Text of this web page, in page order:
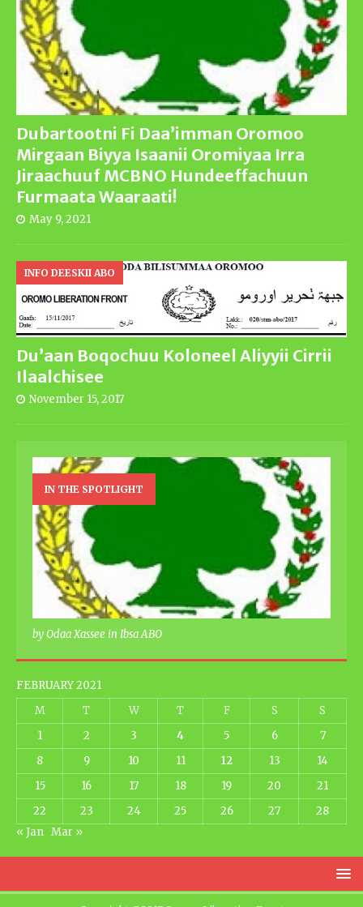
Dubartootni Fi Daa’imman Oromoo
Mirgaan Biyya Isaanii Oromiyaa Irra
Jiraachuuf MCBNO Hundeeffachuun
Furmaata Waaraati!
May 9, 2021
Du’aan Boqochuu Koloneel Aliyyii Cirrii
Ilaalchisee
INFO DEESKII ABO
November 15, 2017
IN THE SPOTLIGHT
by Odaa Xassee in Ibsa ABO
FEBRUARY 2021
M
T W T F S
S
1
2 3 4 5 6
7
8
9 10 11 12 13
14
15
16 17 18 19 20
21
22
23 24 25 26 27
28
« Jan Mar »